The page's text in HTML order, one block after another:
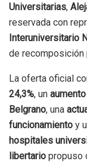
Universitarias,
reservada con
Interuniversitario
de recomposición
La oferta oficial
24,3%, un
Belgrano, una
funcionamiento y
hospitales
libertario propuso